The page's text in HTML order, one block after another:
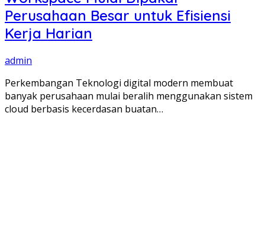
Perusahaan Besar untuk Efisiensi
Kerja Harian
admin
Perkembangan Teknologi digital modern membuat
banyak perusahaan mulai beralih menggunakan sistem
cloud berbasis kecerdasan buatan…